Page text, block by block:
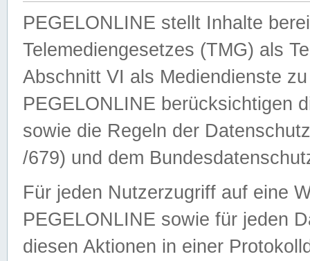
PEGELONLINE stellt Inhalte
Telemediengesetzes (TMG) als
Abschnitt VI als Mediendienste
PEGELONLINE berücksichtigen
sowie die Regeln der
/679) und dem
Für jeden Nutzerzugriff auf eine
PEGELONLINE sowie für jeden
diesen Aktionen in einer